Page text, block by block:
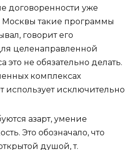
договоренности уже
Москвы такие программы
говорит его
целенаправленной
это не обязательно делать.
комплексах
использует исключительно
азарт, умение
Это обозначало, что
душой, т.